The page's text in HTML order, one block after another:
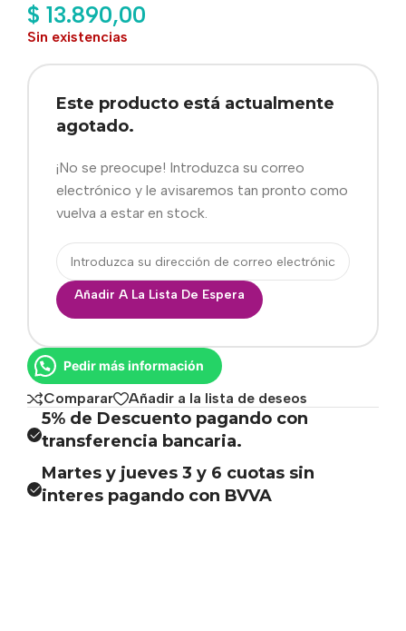
$ 13.890,00
Sin existencias
Este producto está actualmente
agotado.
¡No se preocupe! Introduzca su correo
electrónico y le avisaremos tan pronto como
vuelva a estar en stock.
Añadir A La Lista De Espera
Pedir más información
Comparar Añadir a la lista de deseos
5% de Descuento pagando con
transferencia bancaria.
Martes y jueves 3 y 6 cuotas sin
interes pagando con BVVA